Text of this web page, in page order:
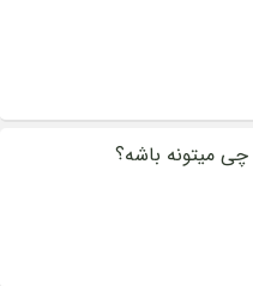
میتونه باشه؟